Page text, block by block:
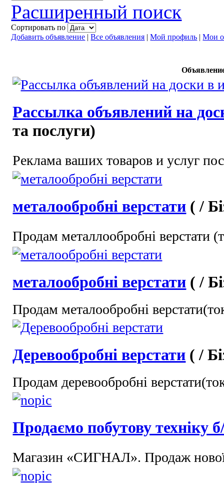
Расширенный поиск
Сортировать по
Добавить объявление |Все объявления |Мой профиль |Мои
Рассылка объявлений на
та послуги)
Реклама ваших товаров и услуг
металообробні верстати ( /
Продам металлообробні верстати
металообробні верстати ( /
Продам металообробні
Деревообробні верстати ( /
Продам деревообробні
Продаємо побутову техніку
Магазин «СИГНАЛ». Продаж